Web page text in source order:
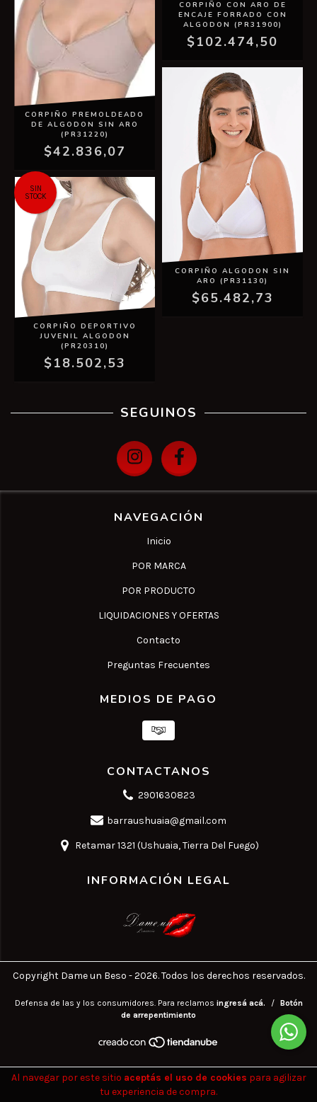
Al navegar por este sitio aceptás el uso de cookies para agilizar
tu experiencia de compra.
CORPIÑO CON ARO DE
ENCAJE FORRADO CON
ALGODON (PR31900)
$102.474,50
CORPIÑO PREMOLDEADO
DE ALGODON SIN ARO
(PR31220)
$42.836,07
CORPIÑO ALGODON SIN
ARO (PR31130)
$65.482,73
SIN
STOCK
CORPIÑO DEPORTIVO
JUVENIL ALGODON
(PR20310)
$18.502,53
SEGUINOS
NAVEGACIÓN
Inicio
POR MARCA
POR PRODUCTO
LIQUIDACIONES Y OFERTAS
Contacto
Preguntas Frecuentes
MEDIOS DE PAGO
CONTACTANOS
2901630823
barraushuaia@gmail.com
Retamar 1321 (Ushuaia, Tierra Del Fuego)
INFORMACIÓN LEGAL
Copyright Dame un Beso - 2026. Todos los derechos reservados.
Defensa de las y los consumidores. Para reclamos ingresá acá. /
Botón
de arrepentimiento